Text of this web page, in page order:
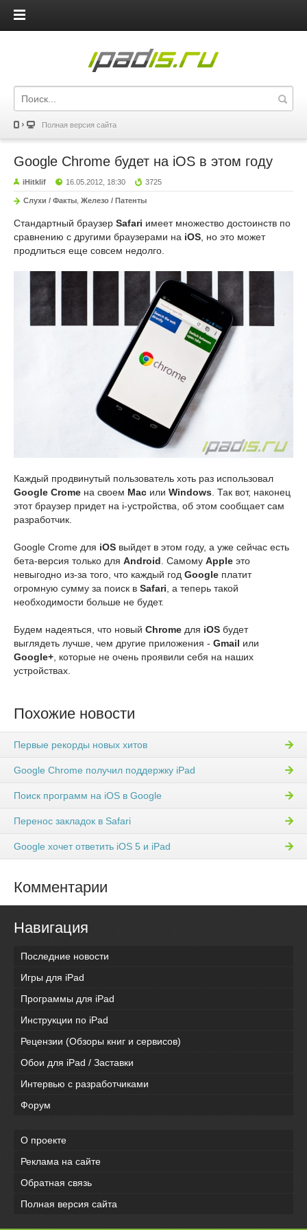
iPadis.ru
Полная версия сайта
Google Chrome будет на iOS в этом году
iHitklif 16.05.2012, 18:30 3725
Слухи / Факты Железо / Патенты
Стандартный браузер Safari имеет множество достоинств по
сравнению с другими браузерами на iOS , но это может
продлиться еще совсем недолго.
Каждый продвинутый пользователь хоть раз использовал
Google Crome на своем Mac или Windows . Так вот, наконец
этот браузер придет на i-устройства, об этом сообщает сам
разработчик.
Google Crome для iOS выйдет в этом году, а уже сейчас есть
бета-версия только для Android . Самому Apple это
невыгодно из-за того, что каждый год Google платит
огромную сумму за поиск в Safari , а теперь такой
необходимости больше не будет.
Будем надеяться, что новый Chrome для iOS будет
выглядеть лучше, чем другие приложения - Gmail или
Google+ , которые не очень проявили себя на наших
устройствах.
Похожие новости
Первые рекорды новых хитов
Google Chrome получил поддержку iPad
Поиск программ на iOS в Google
Перенос закладок в Safari
Google хочет ответить iOS 5 и iPad
Комментарии
Навигация
Последние новости
Игры для iPad
Программы для iPad
Инструкции по iPad
Рецензии (Обзоры книг и сервисов)
Обои для iPad / Заставки
Интервью с разработчиками
Форум
О проекте
Реклама на сайте
Обратная связь
Полная версия сайта